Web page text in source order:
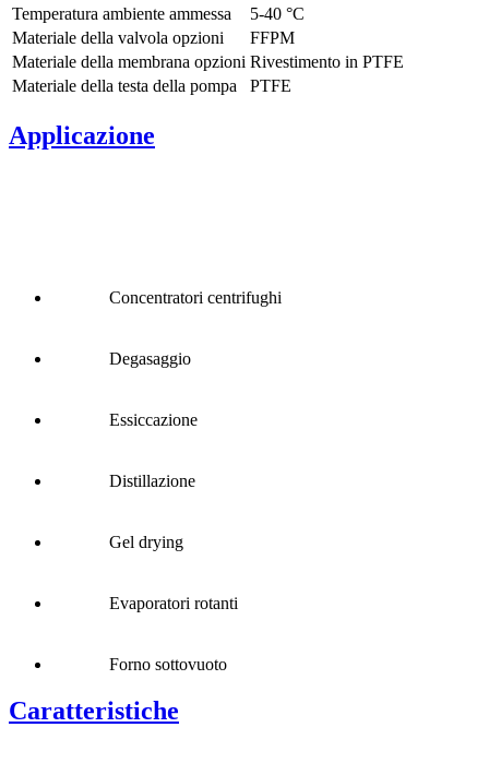
Temperatura ambiente ammessa
5-40 °C
Materiale della valvola opzioni
FFPM
Materiale della membrana opzioni Rivestimento in PTFE
Materiale della testa della pompa
PTFE
Applicazione
Concentratori centrifughi
Degasaggio
Essiccazione
Distillazione
Gel drying
Evaporatori rotanti
Forno sottovuoto
Caratteristiche